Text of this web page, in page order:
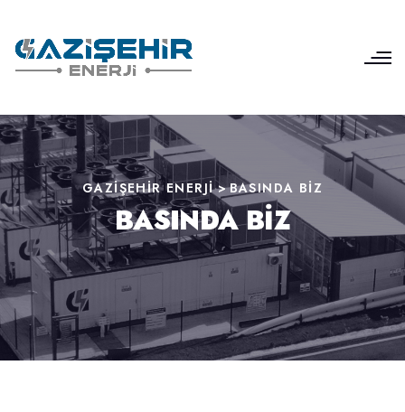
GAZIŞEHIR ENERJI>BASINDA BIZ
BASINDA BIZ